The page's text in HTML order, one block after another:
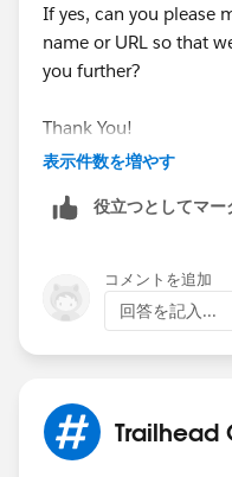
If yes, can you please
name or URL so that
you further?
Thank You!
表示件数を増やす
役立つとしてマー
コメントを追加
回答を記入...
Trailhead